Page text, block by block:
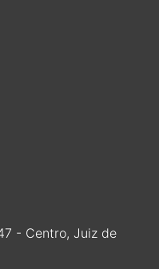
- Centro, Juiz de